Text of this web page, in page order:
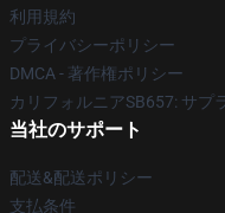
利用規約
プライバシーポリシー
DMCA - 著作権ポリシー
カリフォルニアSB657: サプ
当社のサポート
配送&配送ポリシー
支払条件